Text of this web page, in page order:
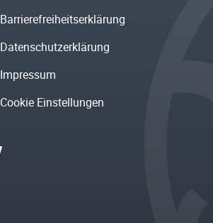
Barrierefreiheitserklärung
Datenschutzerklärung
Impressum
Cookie Einstellungen